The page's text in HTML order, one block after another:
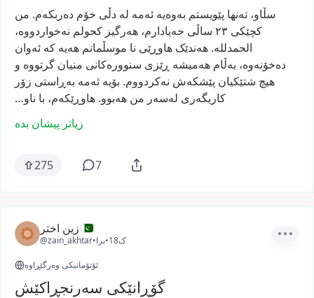
سڵاو، تەنها پێویستم بەوەیە ئەمە لە دڵی خۆم دەربکەم. من
کچێکی ٢٣ ساڵی حەیادارم، هەرگیز کحولم نەخواردووە،
الحمدلله. هەندێک هاوڕێی نا موسڵمانم هەیە کە ئەوان
دەخۆنەوە، بەڵام هەمیشە ڕێزی سنوورەکانی منیان گرتووە و
هیچ شتێکیان پێشکەش نەکردووم. بۆیە ئەمە بەڕاستی زۆر
کاریگەری لەسەر من هەبوو. هاوڕێکەم، با ناو…
زیاتر پیشان بدە
275 7
زین اختر
@zain_akhtar•برا• 18ک
ئۆتۆماتیکی وەرگێڕاوە
گۆڕانێکی سەرنجڕاکێش